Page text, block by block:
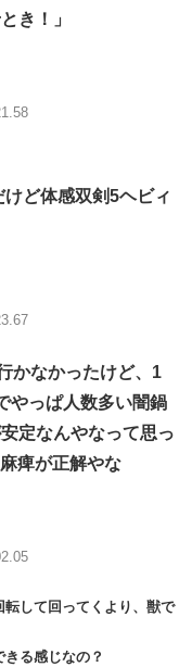
き！」
ど体感双剣5ヘビィ
かなかったけど、1
やっぱ人数多い闇鍋
定なんやなって思っ
痺が正解やな
して回ってくより、獣で
る感じなの？